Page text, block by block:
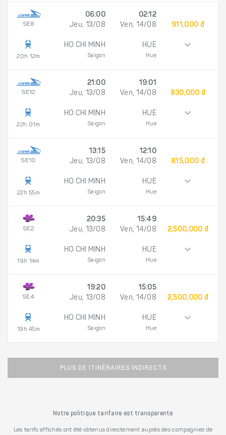
SE8
20h 12m
06:00
Jeu, 13/08
HO CHI MINH
Saigon
02:12
Ven, 14/08
HUE
Hue
911,000 đ
SE12
22h 01m
21:00
Jeu, 13/08
HO CHI MINH
Saigon
19:01
Ven, 14/08
HUE
Hue
830,000 đ
SE10
22h 55m
13:15
Jeu, 13/08
HO CHI MINH
Saigon
12:10
Ven, 14/08
HUE
Hue
815,000 đ
SE2
19h 14m
20:35
Jeu, 13/08
HO CHI MINH
Saigon
15:49
Ven, 14/08
HUE
Hue
2,500,000 đ
SE4
19h 45m
19:20
Jeu, 13/08
HO CHI MINH
Saigon
15:05
Ven, 14/08
HUE
Hue
2,500,000 đ
PLUS DE ITINÉRAIRES INDIRECTS
Notre politique tarifaire est transparente
Les tarifs affichés ont été obtenus directement auprès des compagnies de